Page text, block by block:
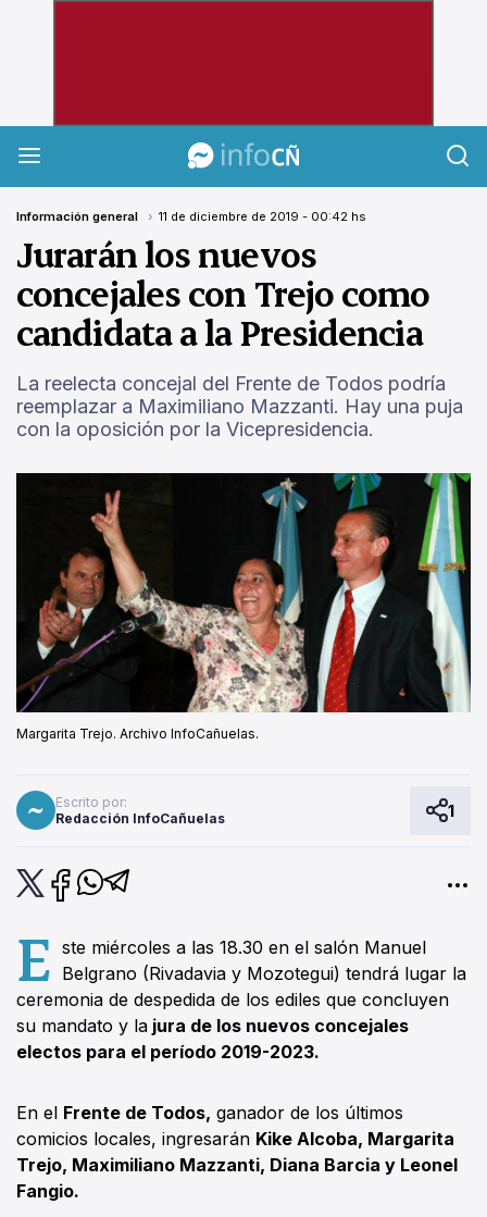
Información general 11 de diciembre de 2019 - 00:42 hs
Jurarán los nuevos
concejales con Trejo como
candidata a la Presidencia
La reelecta concejal del Frente de Todos podría
reemplazar a Maximiliano Mazzanti. Hay una puja
con la oposición por la Vicepresidencia.
Margarita Trejo. Archivo InfoCañuelas.
Escrito por:
Redacción InfoCañuelas
1
E ste miércoles a las 18.30 en el salón Manuel
Belgrano (Rivadavia y Mozotegui) tendrá lugar la
ceremonia de despedida de los ediles que concluyen
su mandato y la jura de los nuevos concejales
electos para el período 2019-2023.
En el Frente de Todos, ganador de los últimos
comicios locales, ingresarán Kike Alcoba, Margarita
Trejo, Maximiliano Mazzanti, Diana Barcia y Leonel
Fangio.